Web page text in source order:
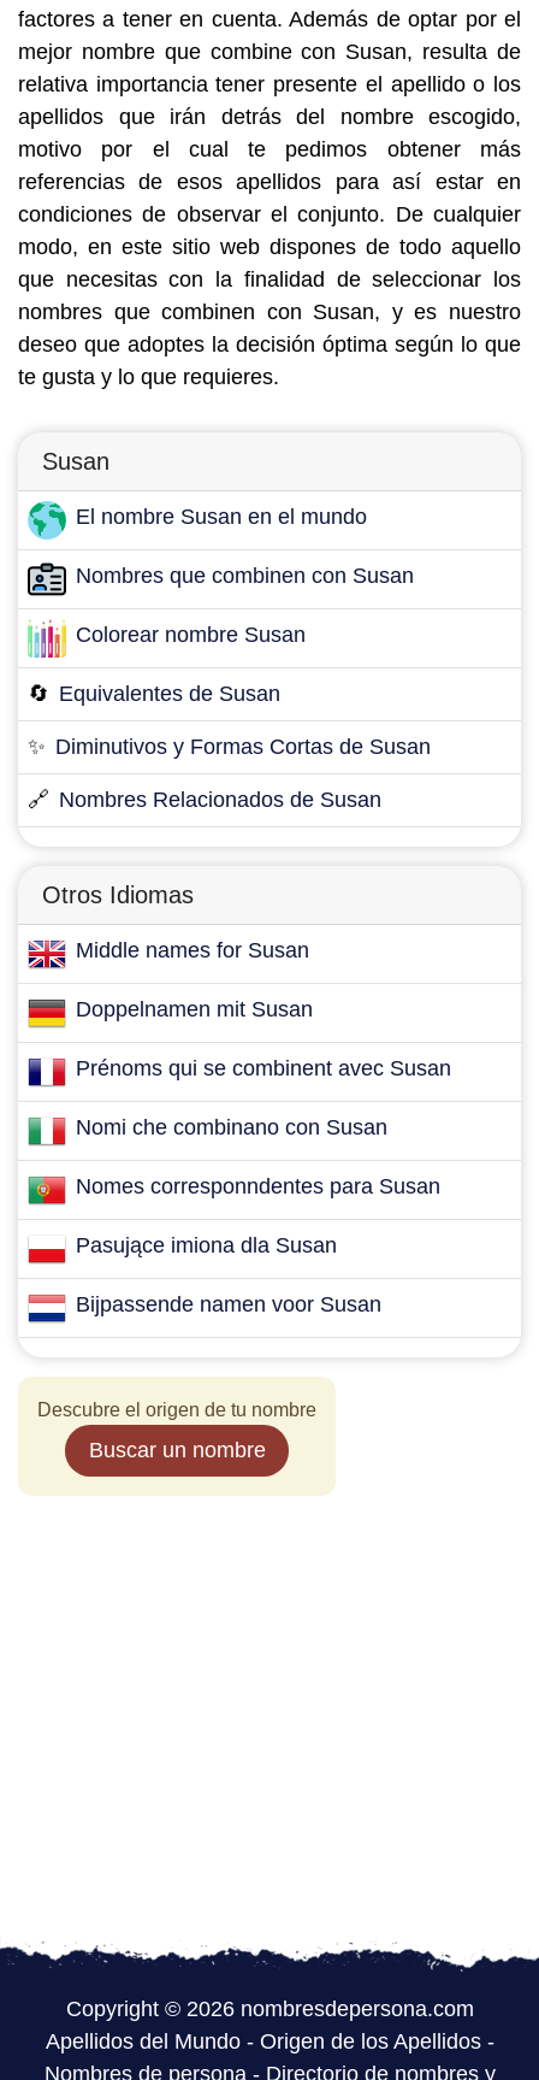
factores a tener en cuenta. Además de optar por el
mejor nombre que combine con Susan, resulta de
relativa importancia tener presente el apellido o los
apellidos que irán detrás del nombre escogido,
motivo por el cual te pedimos obtener más
referencias de esos apellidos para así estar en
condiciones de observar el conjunto. De cualquier
modo, en este sitio web dispones de todo aquello
que necesitas con la finalidad de seleccionar los
nombres que combinen con Susan, y es nuestro
deseo que adoptes la decisión óptima según lo que
te gusta y lo que requieres.
Susan
El nombre Susan en el mundo
Nombres que combinen con Susan
Colorear nombre Susan
🔄 Equivalentes de Susan
✨ Diminutivos y Formas Cortas de Susan
🔗 Nombres Relacionados de Susan
Otros Idiomas
Middle names for Susan
Doppelnamen mit Susan
Prénoms qui se combinent avec Susan
Nomi che combinano con Susan
Nomes corresponndentes para Susan
Pasujące imiona dla Susan
Bijpassende namen voor Susan
Descubre el origen de tu nombre
Buscar un nombre
Copyright © 2026 nombresdepersona.com
Apellidos del Mundo- Origen de los Apellidos-
Nombres de persona- Directorio de nombres y